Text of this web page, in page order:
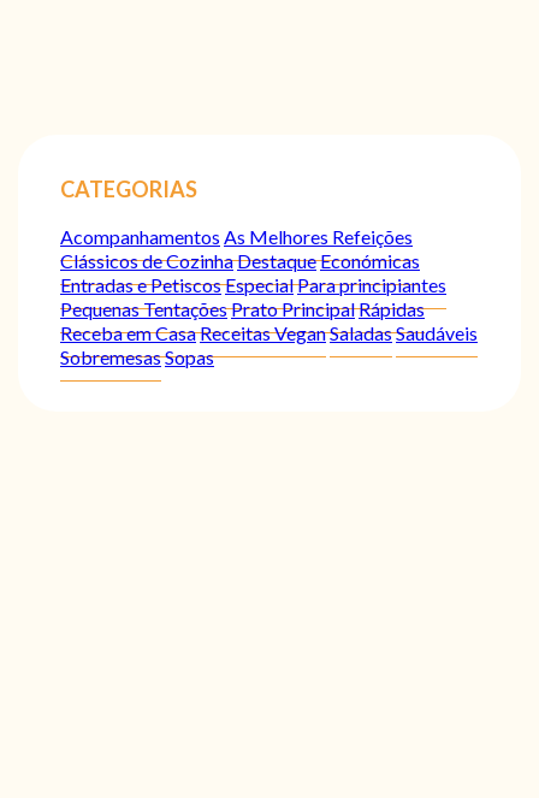
CATEGORIAS
Acompanhamentos As Melhores Refeições
Clássicos de CozinhaDestaqueEconómicas
Entradas e PetiscosEspecialPara principiantes
Pequenas TentaçõesPrato PrincipalRápidas
Receba em CasaReceitas VeganSaladasSaudáveis
SobremesasSopas